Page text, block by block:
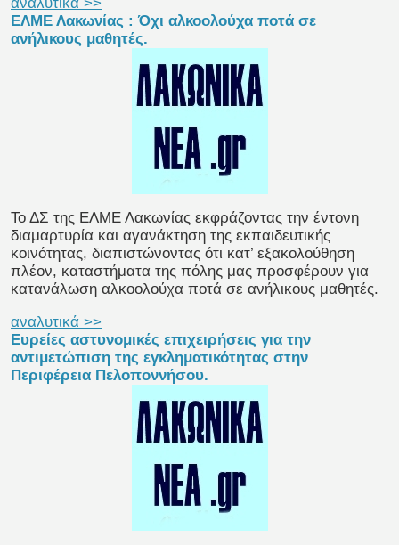
ΕΛΜΕ Λακωνίας : Όχι αλκοολούχα ποτά σε
ανήλικους μαθητές.
Το ΔΣ της ΕΛΜΕ Λακωνίας εκφράζοντας την έντονη
διαμαρτυρία και αγανάκτηση της εκπαιδευτικής
κοινότητας, διαπιστώνοντας ότι κατ’ εξακολούθηση
πλέον, καταστήματα της πόλης μας προσφέρουν για
κατανάλωση αλκοολούχα ποτά σε ανήλικους μαθητές.
αναλυτικά >>
Ευρείες αστυνομικές επιχειρήσεις για την
αντιμετώπιση της εγκληματικότητας στην
Περιφέρεια Πελοποννήσου.